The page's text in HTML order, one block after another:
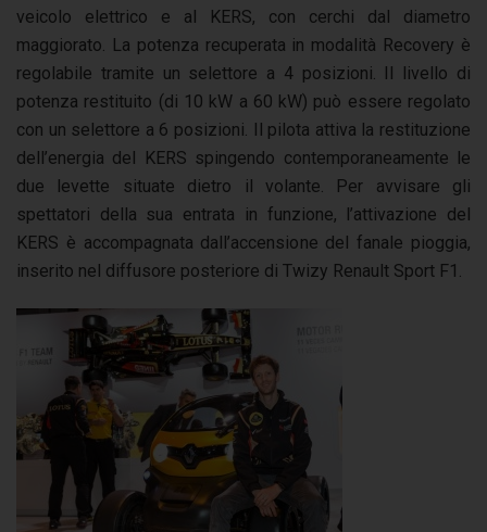
veicolo elettrico e al KERS, con cerchi dal diametro
maggiorato. La potenza recuperata in modalità Recovery è
regolabile tramite un selettore a 4 posizioni. Il livello di
potenza restituito (di 10 kW a 60 kW) può essere regolato
con un selettore a 6 posizioni. Il pilota attiva la restituzione
dell’energia del KERS spingendo contemporaneamente le
due levette situate dietro il volante. Per avvisare gli
spettatori della sua entrata in funzione, l’attivazione del
KERS è accompagnata dall’accensione del fanale pioggia,
inserito nel diffusore posteriore di Twizy Renault Sport F1.